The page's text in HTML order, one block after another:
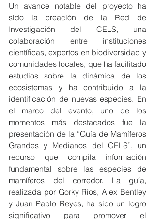
Un avance notable del proyecto ha
sido la creación de la Red de
Investigación del CELS, una
colaboración entre instituciones
científicas, expertos en biodiversidad y
comunidades locales, que ha facilitado
estudios sobre la dinámica de los
ecosistemas y ha contribuido a la
identificación de nuevas especies. En
el marco del evento, uno de los
momentos más destacados fue la
presentación de la “Guía de Mamíferos
Grandes y Medianos del CELS”, un
recurso que compila información
fundamental sobre las especies de
mamíferos del corredor. La guía,
realizada por Gorky Ríos, Alex Bentley
y Juan Pablo Reyes, ha sido un logro
significativo para promover el